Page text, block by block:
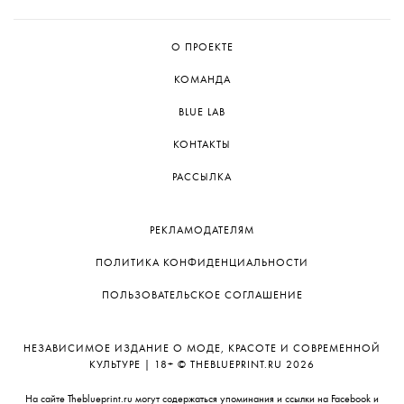
О ПРОЕКТЕ
КОМАНДА
BLUE LAB
КОНТАКТЫ
РАССЫЛКА
РЕКЛАМОДАТЕЛЯМ
ПОЛИТИКА КОНФИДЕНЦИАЛЬНОСТИ
ПОЛЬЗОВАТЕЛЬСКОЕ СОГЛАШЕНИЕ
НЕЗАВИСИМОЕ ИЗДАНИЕ О МОДЕ, КРАСОТЕ И СОВРЕМЕННОЙ
КУЛЬТУРЕ | 18+ © THEBLUEPRINT.RU 2026
На сайте Theblueprint.ru могут содержаться упоминания и ссылки на Facebook и